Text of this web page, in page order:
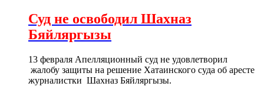
Суд не освободил Шахназ
Бяйляргызы
13 февраля Апелляционный суд не удовлетворил
жалобу защиты на решение Хатаинского суда об аресте
журналистки Шахназ Бяйляргызы.